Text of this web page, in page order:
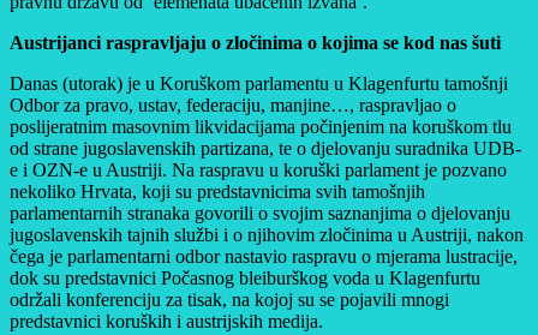
Austrijanci raspravljaju o zločinima o kojima se kod nas šuti
Danas (utorak) je u Koruškom parlamentu u Klagenfurtu tamošnji
Odbor za pravo, ustav, federaciju, manjine…, raspravljao o
poslijeratnim masovnim likvidacijama počinjenim na koruškom tlu
od strane jugoslavenskih partizana, te o djelovanju suradnika UDB-
e i OZN-e u Austriji. Na raspravu u koruški parlament je pozvano
nekoliko Hrvata, koji su predstavnicima svih tamošnjih
parlamentarnih stranaka govorili o svojim saznanjima o djelovanju
jugoslavenskih tajnih službi i o njihovim zločinima u Austriji, nakon
čega je parlamentarni odbor nastavio raspravu o mjerama lustracije,
dok su predstavnici Počasnog bleiburškog voda u Klagenfurtu
održali konferenciju za tisak, na kojoj su se pojavili mnogi
predstavnici koruških i austrijskih medija.